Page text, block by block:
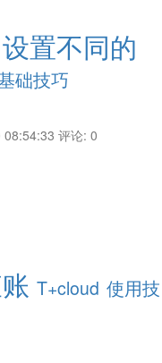
置不同的
础技巧
08:54:33 评论: 0
T+cloud 使用技